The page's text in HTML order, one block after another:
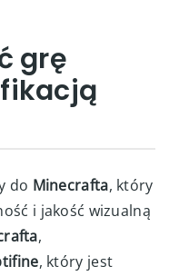
grę
do Minecrafta, który
i jakość wizualną
,
, który jest